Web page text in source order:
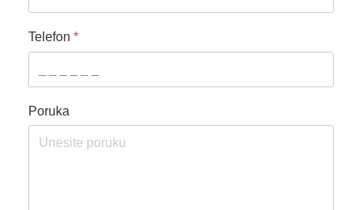
Telefon *
Poruka